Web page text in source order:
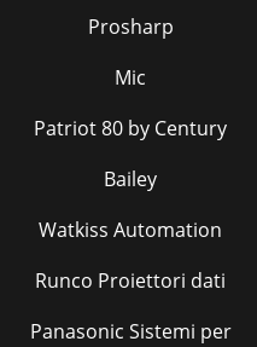
Prosharp
Mic
Patriot 80 by Century
Bailey
Watkiss Automation
Runco Proiettori dati
Panasonic Sistemi per